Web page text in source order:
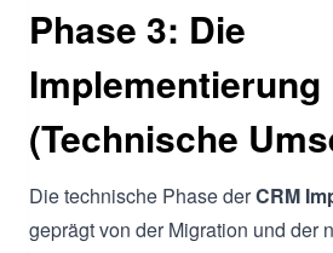
Phase 3: Die
Implementierung
(Technische
Die technische Phase derCRM
geprägt von der Migration und der